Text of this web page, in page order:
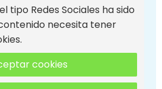
tipo Redes Sociales ha sido
necesita tener
cookies